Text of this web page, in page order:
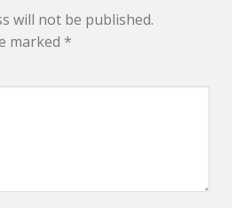
will not be published.
marked *